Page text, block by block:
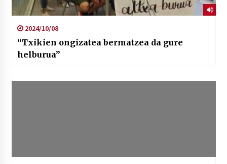
2024/10/08
“Txikien ongizatea bermatzea da gure
helburua”